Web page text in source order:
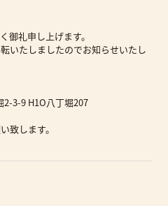
御礼申し上げます。
いたしましたのでお知らせいたし
2-3-9 H1O八丁堀207
致します。